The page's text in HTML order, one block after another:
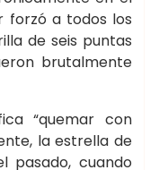
forzó a todos los
de seis puntas
brutalmente
“quemar con
la estrella de
pasado, cuando